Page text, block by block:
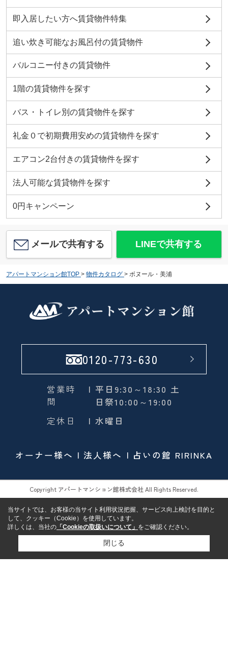
即入居したい方へ賃貸物件特集
追い炊き可能なお風呂付の賃貸物件
バルコニー付きの賃貸物件
1階の賃貸物件を探す
バス・トイレ別の賃貸物件を探す
礼金０で初期費用安めの賃貸物件を探す
エアコン2台付きの賃貸物件を探す
法人可能な賃貸物件を探す
0円キャンペーン
メールで共有する LINEで共有する
アパートマンション館TOP > 物件カタログ > ボヌール・美浦
0120-773-630
営業時
間
| 平日9:30～18:30 土
日祭10:00～19:00
定休日
| 水曜日
オーナー様へ 法人様へ 占いの館 RIRINKA
Copyright アパートマンション館株式会社 All Rights Reserved.
当サイトでは、お客様の当サイト利用状況把握、サービス向上検討を目的と
して、クッキー（Cookie）を使用しています。
詳しくは、当社の 「Cookieの取扱いについて」 をご確認ください。
閉じる